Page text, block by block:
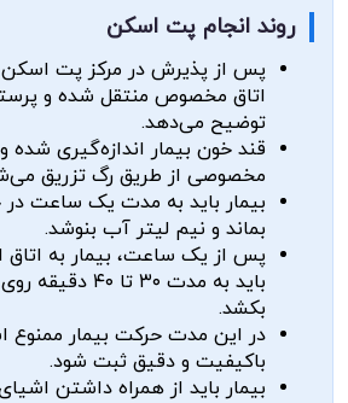
روند انجام پت اسکن
پس از پذیرش در مرکز پت اسکن
اتاق مخصوص منتقل شده و
توضیح می‌دهد.
قند خون بیمار اندازه‌گیری
مخصوصی از طریق رگ تزریق
بیمار باید به مدت یک ساعت
بماند و نیم لیتر آب بنوشد.
پس از یک ساعت، بیمار به
باید به مدت ۳۰
بکشد.
در این مدت حرکت بیمار ممنوع
باکیفیت و دقیق ثبت شود.
بیمار باید از همراه داشتن